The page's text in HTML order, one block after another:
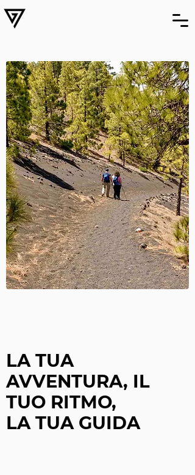
LA TUA
AVVENTURA, IL
TUO RITMO,
LA TUA GUIDA